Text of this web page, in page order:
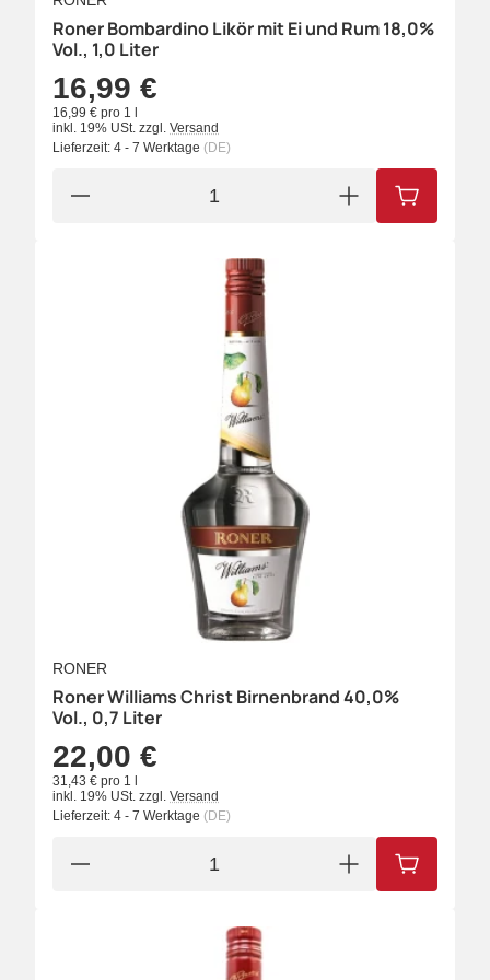
Roner Bombardino Likör mit Ei und Rum 18,0%
Vol., 1,0 Liter
16,99 €
16,99 € pro 1 l
inkl. 19% USt. zzgl. Versand
Lieferzeit: 4 - 7 Werktage (DE)
IN DEN
RONER
Roner Williams Christ Birnenbrand 40,0%
Vol., 0,7 Liter
22,00 €
31,43 € pro 1 l
inkl. 19% USt. zzgl. Versand
Lieferzeit: 4 - 7 Werktage (DE)
IN DEN